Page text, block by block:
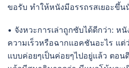
ขอรับ ทำให้หนังมีอรรถรสเยอะขึ้น
• จังหวะการเล่าถูกซับได้ดีกว่า: หนั
ความเร็วหรือฉากแอคชันอะไร แต่ว่
แบบค่อยๆเป็นค่อยๆไปอยู่แล้ว ตอน